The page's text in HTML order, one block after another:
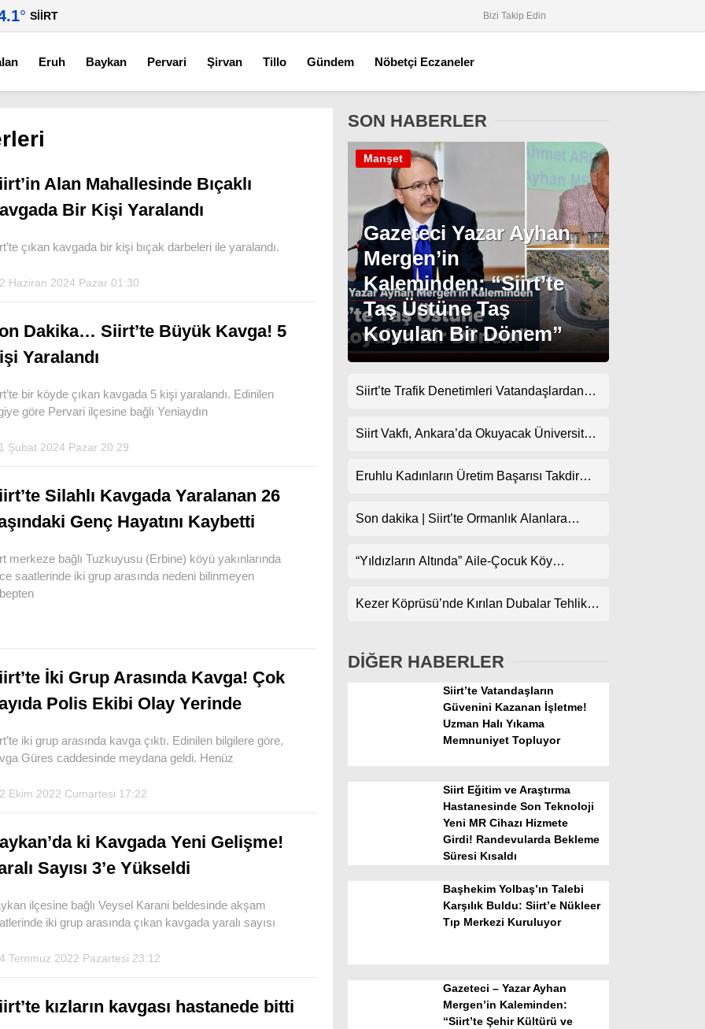
Gündem
Ekonomi
Spor
WhatsApp İhbar Hattı
° SIIRT Bizi Takip Edin
Eruh Baykan Pervari Şirvan Tillo Gündem Nöbetçi Eczaneler
Alan Mahallesinde Bıçaklı
Bir Kişi Yaralandı
çıkan kavgada bir kişi bıçak darbeleri ile yaralandı.
Haziran 2024 Pazar 01:30
Dakika… Siirt’te Büyük Kavga! 5
Yaralandı
bir köyde çıkan kavgada 5 kişi yaralandı. Edinilen
göre Pervari ilçesine bağlı Yeniaydın
Şubat 2024 Pazar 20:29
Silahlı Kavgada Yaralanan 26
Genç Hayatını Kaybetti
merkeze bağlı Tuzkuyusu (Erbine) köyü yakınlarında
saatlerinde iki grup arasında nedeni bilinmeyen
İki Grup Arasında Kavga! Çok
Polis Ekibi Olay Yerinde
iki grup arasında kavga çıktı. Edinilen bilgilere göre,
Güres caddesinde meydana geldi. Henüz
Ekim 2022 Cumartesi 17:22
ki Kavgada Yeni Gelişme!
Sayısı 3’e Yükseldi
ilçesine bağlı Veysel Karani beldesinde akşam
iki grup arasında çıkan kavgada yaralı sayısı
Temmuz 2022 Pazartesi 23:12
kızların kavgası hastanede bitti
SON HABERLER
Gazeteci Yazar Ayhan
Mergen’in
Kaleminden: “Siirt’te
Taş Üstüne Taş
Koyulan Bir Dönem”
Manşet
Siirt’te Trafik Denetimleri Vatandaşlardan
Siirt Vakfı, Ankara’da Okuyacak Üniversite
Eruhlu Kadınların Üretim Başarısı Takdir
Son dakika | Siirt’te Ormanlık Alanlara
“Yıldızların Altında” Aile-Çocuk Köy
Köylerindeki Çocuklarla Buluşuyor
Kezer Köprüsü’nde Kırılan Dubalar Tehlike
DİĞER HABERLER
Siirt’te Vatandaşların
Güvenini Kazanan İşletme!
Uzman Halı Yıkama
Memnuniyet Topluyor
Siirt Eğitim ve Araştırma
Hastanesinde Son Teknoloji
Yeni MR Cihazı Hizmete
Girdi! Randevularda Bekleme
Süresi Kısaldı
Başhekim Yolbaş’ın Talebi
Karşılık Buldu: Siirt’e Nükleer
Tıp Merkezi Kuruluyor
Gazeteci – Yazar Ayhan
Mergen’in Kaleminden:
“Siirt’te Şehir Kültürü ve